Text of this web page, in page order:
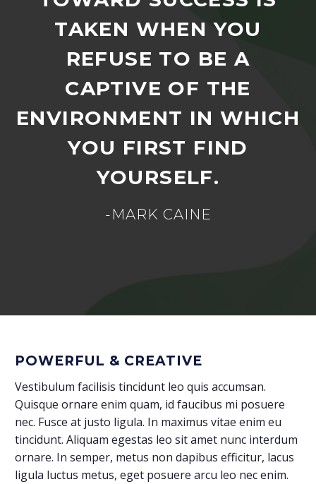
TAKEN WHEN YOU
REFUSE TO BE A
CAPTIVE OF THE
ENVIRONMENT IN WHICH
YOU FIRST FIND
YOURSELF.
-MARK CAINE
POWERFUL & CREATIVE
Vestibulum facilisis tincidunt leo quis accumsan.
Quisque ornare enim quam, id faucibus mi posuere
nec. Fusce at justo ligula. In maximus vitae enim eu
tincidunt. Aliquam egestas leo sit amet nunc interdum
ornare. In semper, metus non dapibus efficitur, lacus
ligula luctus metus, eget posuere arcu leo nec enim.